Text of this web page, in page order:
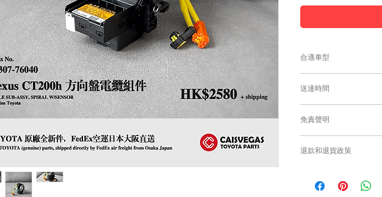
合適車型
送達時間
零件均從車廠或供應
需時感謝您的耐心等
免責聲明
或退貨/換貨。付款前
錯誤訂購的零件，
根據零件的庫存
退款和退貨政策